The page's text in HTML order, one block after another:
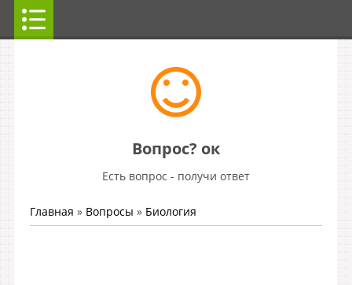
Вопрос? ок
Есть вопрос - получи ответ
Главная » Вопросы » Биология